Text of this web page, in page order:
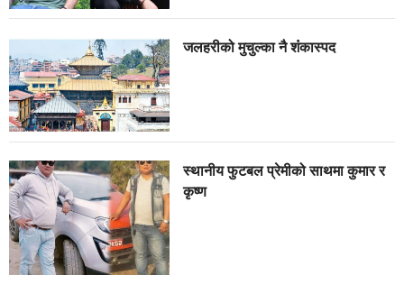
जलहरीको मुचुल्का नै शंंकास्पद
स्थानीय फुटबल प्रेमीको साथमा कुमार र
कृष्ण